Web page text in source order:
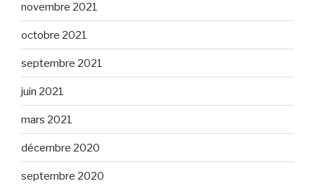
novembre 2021
octobre 2021
septembre 2021
juin 2021
mars 2021
décembre 2020
septembre 2020